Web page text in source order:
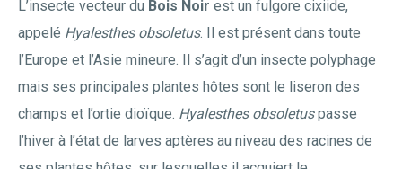
L’insecte vecteur du Bois Noir est un fulgore cixiide,
appelé Hyalesthes obsoletus. Il est présent dans toute
l’Europe et l’Asie mineure. Il s’agit d’un insecte polyphage
mais ses principales plantes hôtes sont le liseron des
champs et l’ortie dioïque. Hyalesthes obsoletuspasse
l’hiver à l’état de larves aptères au niveau des racines de